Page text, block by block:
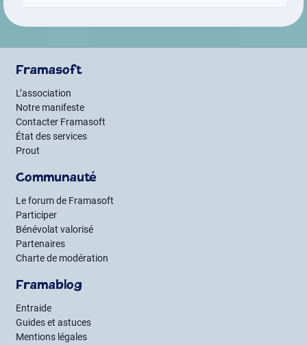
Framasoft
L’association
Notre manifeste
Contacter Framasoft
État des services
Prout
Communauté
Le forum de Framasoft
Participer
Bénévolat valorisé
Partenaires
Charte de modération
Framablog
Entraide
Guides et astuces
Mentions légales